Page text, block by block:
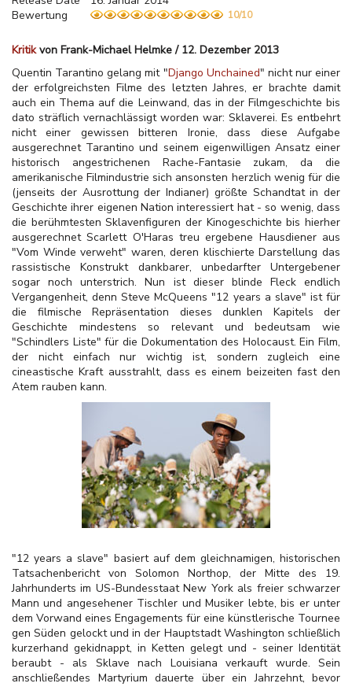
Bewertung
10/10
Kritikvon Frank-Michael Helmke / 12. Dezember 2013
Quentin Tarantino gelang mit "Django Unchained" nicht nur einer
der erfolgreichsten Filme des letzten Jahres, er brachte damit
auch ein Thema auf die Leinwand, das in der Filmgeschichte bis
dato sträflich vernachlässigt worden war: Sklaverei. Es entbehrt
nicht einer gewissen bitteren Ironie, dass diese Aufgabe
ausgerechnet Tarantino und seinem eigenwilligen Ansatz einer
historisch angestrichenen Rache-Fantasie zukam, da die
amerikanische Filmindustrie sich ansonsten herzlich wenig für die
(jenseits der Ausrottung der Indianer) größte Schandtat in der
Geschichte ihrer eigenen Nation interessiert hat - so wenig, dass
die berühmtesten Sklavenfiguren der Kinogeschichte bis hierher
ausgerechnet Scarlett O'Haras treu ergebene Hausdiener aus
"Vom Winde verweht" waren, deren klischierte Darstellung das
rassistische Konstrukt dankbarer, unbedarfter Untergebener
sogar noch unterstrich. Nun ist dieser blinde Fleck endlich
Vergangenheit, denn Steve McQueens "12 years a slave" ist für
die filmische Repräsentation dieses dunklen Kapitels der
Geschichte mindestens so relevant und bedeutsam wie
"Schindlers Liste" für die Dokumentation des Holocaust. Ein Film,
der nicht einfach nur wichtig ist, sondern zugleich eine
cineastische Kraft ausstrahlt, dass es einem beizeiten fast den
Atem rauben kann.
"12 years a slave" basiert auf dem gleichnamigen, historischen
Tatsachenbericht von Solomon Northop, der Mitte des 19.
Jahrhunderts im US-Bundesstaat New York als freier schwarzer
Mann und angesehener Tischler und Musiker lebte, bis er unter
dem Vorwand eines Engagements für eine künstlerische Tournee
gen Süden gelockt und in der Hauptstadt Washington schließlich
kurzerhand gekidnappt, in Ketten gelegt und - seiner Identität
beraubt - als Sklave nach Louisiana verkauft wurde. Sein
anschließendes Martyrium dauerte über ein Jahrzehnt, bevor